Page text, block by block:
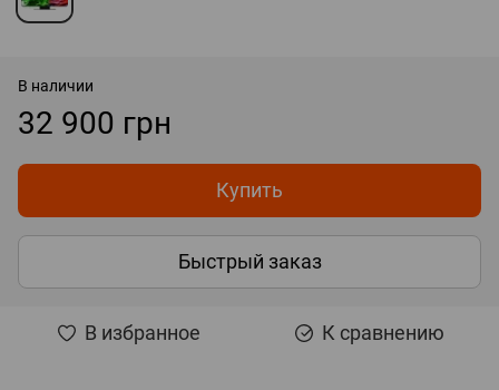
В наличии
32 900 грн
Купить
Быстрый заказ
В избранное К сравнению